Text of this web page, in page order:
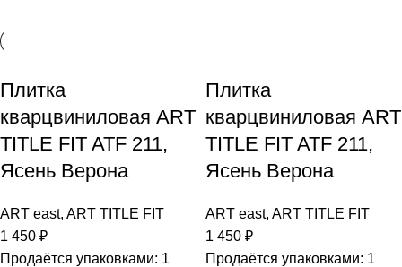
Плитка
кварцвиниловая ART
TITLE FIT ATF 211,
Ясень Верона
ART east, ART TITLE FIT
1 450 ₽
Продаётся упаковками: 1
Плитка
кварцвиниловая ART
TITLE FIT ATF 211,
Ясень Верона
ART east, ART TITLE FIT
1 450 ₽
Продаётся упаковками: 1